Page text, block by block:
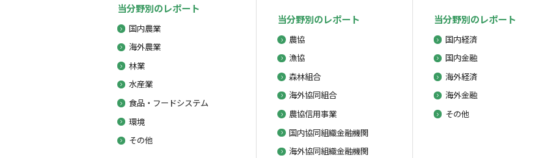
当分野別のレポート
国内農業
海外農業
林業
水産業
食品・フードシステム
環境
その他
当分野別のレポート
農協
漁協
森林組合
海外協同組合
農協信用事業
国内協同組織金融機関
海外協同組織金融機関
当分野別のレポート
国内経済
国内金融
海外経済
海外金融
その他